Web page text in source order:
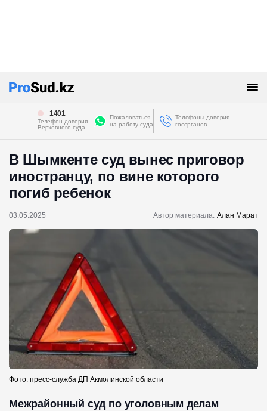
1401
Телефон доверия
Верховного суда
Пожаловаться
на работу суда
Телефоны доверия
госорганов
В Шымкенте суд вынес приговор
иностранцу, по вине которого
погиб ребенок
03.05.2025 Автор материала: Алан Марат
Фото: пресс-служба ДП Акмолинской области
Межрайонный суд по уголовным делам